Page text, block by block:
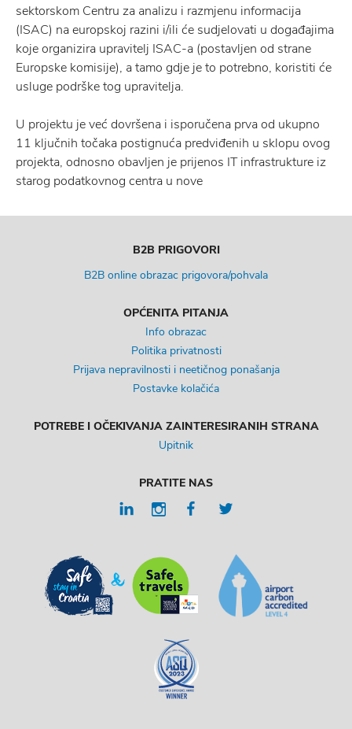
sektorskom Centru za analizu i razmjenu informacija
(ISAC) na europskoj razini i/ili će sudjelovati u događajima
koje organizira upravitelj ISAC-a (postavljen od strane
Europske komisije), a tamo gdje je to potrebno, koristiti će
usluge podrške tog upravitelja.
U projektu je već dovršena i isporučena prva od ukupno
11 ključnih točaka postignuća predviđenih u sklopu ovog
projekta, odnosno obavljen je prijenos IT infrastrukture iz
starog podatkovnog centra u nove
B2B PRIGOVORI
B2B online obrazac prigovora/pohvala
OPĆENITA PITANJA
Info obrazac
Politika privatnosti
Prijava nepravilnosti i neetičnog ponašanja
Postavke kolačića
POTREBE I OČEKIVANJA ZAINTERESIRANIH STRANA
Upitnik
PRATITE NAS